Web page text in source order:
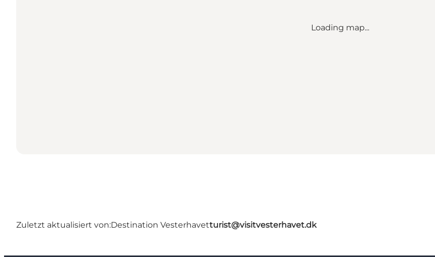
Loading map...
Zuletzt aktualisiert von:Destination Vesterhavetturist@visitvesterhavet.dk